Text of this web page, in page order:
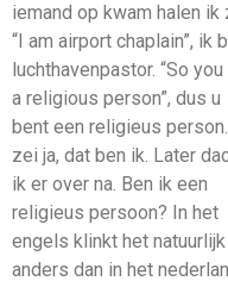
iemand op kwam halen ik
“I am airport chaplain”, ik
luchthavenpastor. “So you
a religious person”, dus u
bent een religieus
zei ja, dat ben ik. Later
ik er over na. Ben ik een
religieus persoon? In het
engels klinkt het natuurlijk
anders dan in het